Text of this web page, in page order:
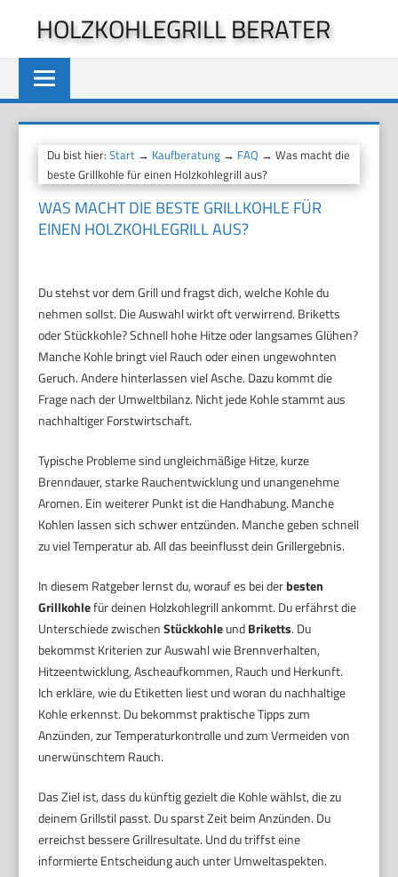
springen
HOLZKOHLEGRILL BERATER
Du bist hier:Start → Kaufberatung → FAQ → Was macht die
beste Grillkohle für einen Holzkohlegrill aus?
WAS MACHT DIE BESTE GRILLKOHLE FÜR
EINEN HOLZKOHLEGRILL AUS?
Du stehst vor dem Grill und fragst dich, welche Kohle du
nehmen sollst. Die Auswahl wirkt oft verwirrend. Briketts
oder Stückkohle? Schnell hohe Hitze oder langsames Glühen?
Manche Kohle bringt viel Rauch oder einen ungewohnten
Geruch. Andere hinterlassen viel Asche. Dazu kommt die
Frage nach der Umweltbilanz. Nicht jede Kohle stammt aus
nachhaltiger Forstwirtschaft.
Typische Probleme sind ungleichmäßige Hitze, kurze
Brenndauer, starke Rauchentwicklung und unangenehme
Aromen. Ein weiterer Punkt ist die Handhabung. Manche
Kohlen lassen sich schwer entzünden. Manche geben schnell
zu viel Temperatur ab. All das beeinflusst dein Grillergebnis.
In diesem Ratgeber lernst du, worauf es bei derbesten
Grillkohlefür deinen Holzkohlegrill ankommt. Du erfährst die
Unterschiede zwischenStückkohleundBriketts. Du
bekommst Kriterien zur Auswahl wie Brennverhalten,
Hitzeentwicklung, Ascheaufkommen, Rauch und Herkunft.
Ich erkläre, wie du Etiketten liest und woran du nachhaltige
Kohle erkennst. Du bekommst praktische Tipps zum
Anzünden, zur Temperaturkontrolle und zum Vermeiden von
unerwünschtem Rauch.
Das Ziel ist, dass du künftig gezielt die Kohle wählst, die zu
deinem Grillstil passt. Du sparst Zeit beim Anzünden. Du
erreichst bessere Grillresultate. Und du triffst eine
informierte Entscheidung auch unter Umweltaspekten.